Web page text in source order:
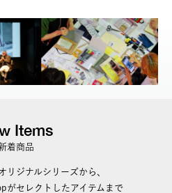
Items
着商品
リジナルシリーズから、
がセレクトしたアイテムまで